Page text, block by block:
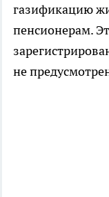
газификацию
пенсионерам.
не